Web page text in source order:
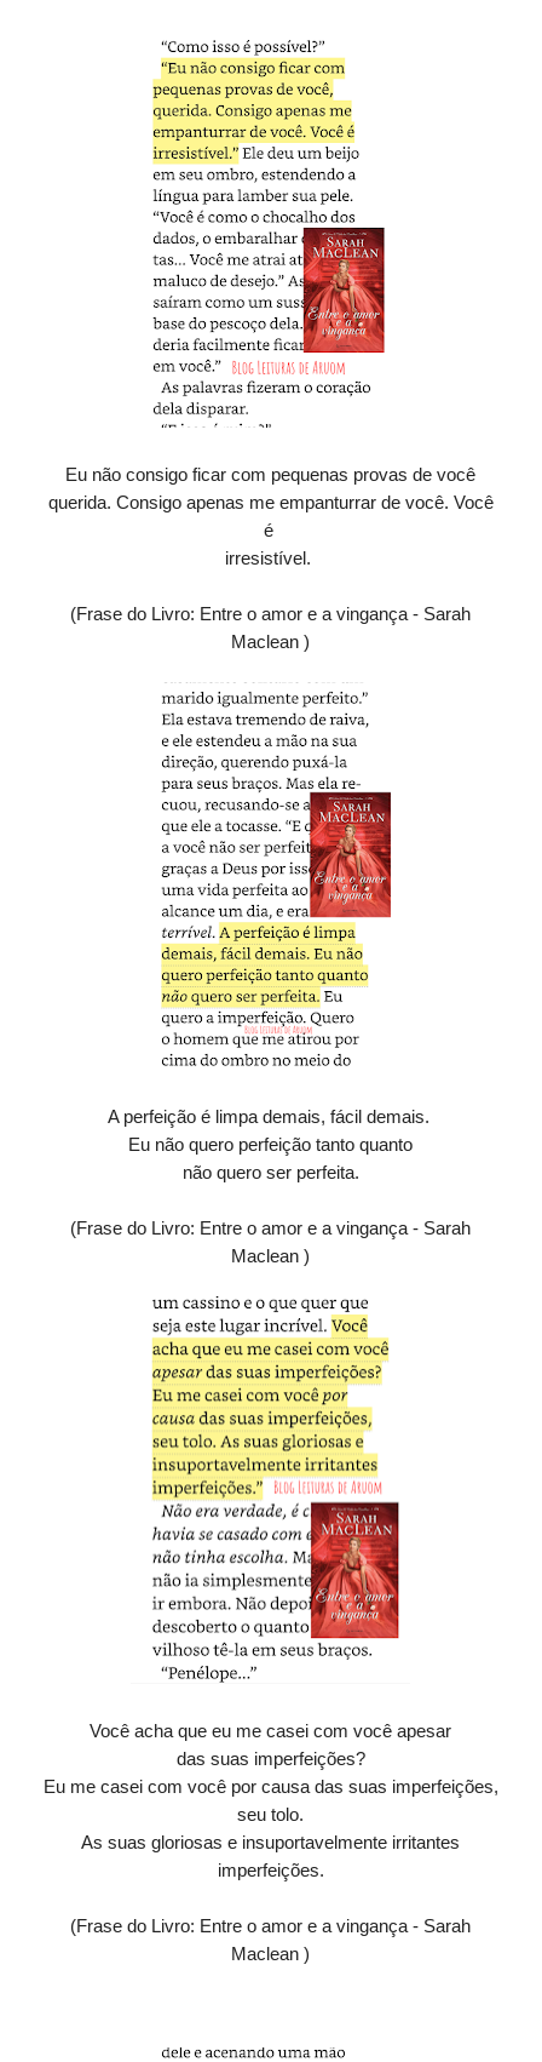
Eu não consigo ficar com pequenas provas de você
querida. Consigo apenas me empanturrar de você. Você
é
irresistível.
(Frase do Livro: Entre o amor e a vingança - Sarah
Maclean )
A perfeição é limpa demais, fácil demais.
Eu não quero perfeição tanto quanto
não quero ser perfeita.
(Frase do Livro: Entre o amor e a vingança - Sarah
Maclean )
Você acha que eu me casei com você apesar
das suas imperfeições?
Eu me casei com você por causa das suas imperfeições,
seu tolo.
As suas gloriosas e insuportavelmente irritantes
imperfeições.
(Frase do Livro: Entre o amor e a vingança - Sarah
Maclean )